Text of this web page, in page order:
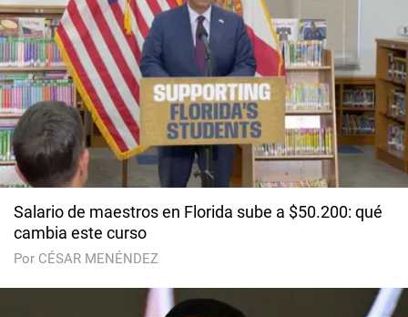
Salario de maestros en Florida sube a $50.200: qué
cambia este curso
Por CÉSAR MENÉNDEZ